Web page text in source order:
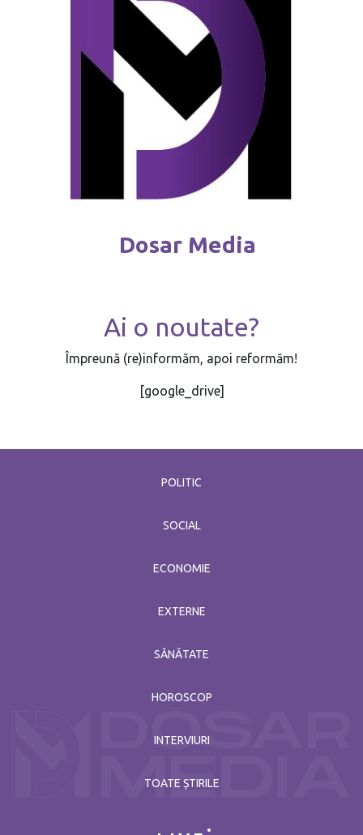
Dosar Media
Ai o noutate?
Împreună (re)informăm, apoi reformăm!
[google_drive]
POLITIC
SOCIAL
ECONOMIE
EXTERNE
SĂNĂTATE
HOROSCOP
INTERVIURI
TOATE ȘTIRILE